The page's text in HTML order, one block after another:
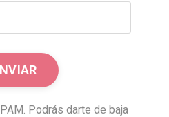
Podrás darte de baja